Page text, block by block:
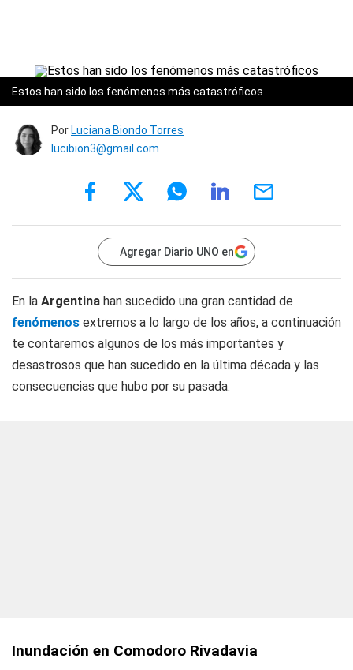
Estos han sido los fenómenos más catastróficos
Por Luciana Biondo Torres
lucibion3@gmail.com
Agregar Diario UNO en
En la Argentina han sucedido una gran cantidad de
fenómenos extremos a lo largo de los años, a continuación
te contaremos algunos de los más importantes y
desastrosos que han sucedido en la última década y las
consecuencias que hubo por su pasada.
Inundación en Comodoro Rivadavia